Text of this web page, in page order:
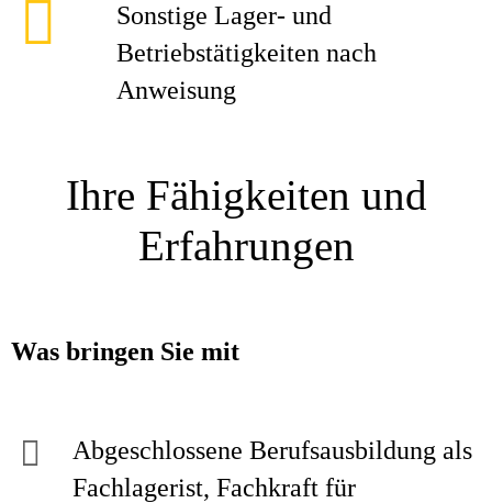
Sonstige Lager- und
Betriebstätigkeiten nach
Anweisung
Ihre Fähigkeiten und
Erfahrungen
Was bringen Sie mit
Abgeschlossene Berufsausbildung als
Fachlagerist, Fachkraft für